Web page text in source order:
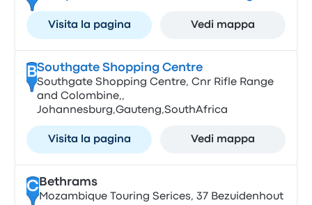
Visita la pagina Vedi mappa
BSouthgate Shopping Centre
Southgate Shopping Centre, Cnr Rifle Range
and Colombine,,
Johannesburg,Gauteng,SouthAfrica
Visita la pagina Vedi mappa
CBethrams
Mozambique Touring Serices, 37 Bezuidenhout